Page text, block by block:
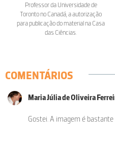
Professor da Universidade de
Toronto no Canadá, a autorização
para publicação do material na Casa
das Ciências.
COMENTÁRIOS
Maria Júlia de Oliveira
Gostei. A imagem é